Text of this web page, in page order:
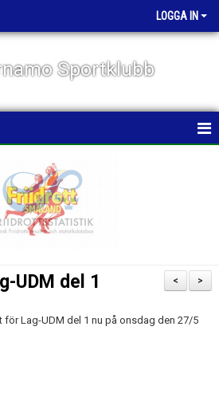
LOGGA IN
Sportklubb
>
<
UDM del 1
Lag-UDM del 1 nu på onsdag den 27/5